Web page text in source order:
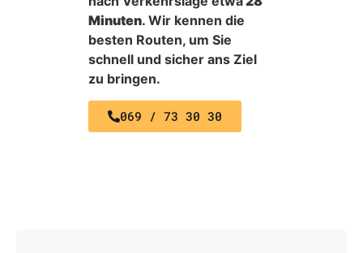
Minuten. Wir kennen die
besten Routen, um Sie
schnell und sicher ans Ziel
zu bringen.
069 / 73 30 30